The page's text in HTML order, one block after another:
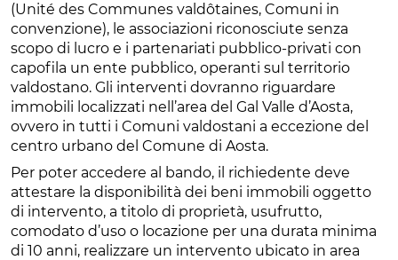
(Unité des Communes valdôtaines, Comuni in
convenzione), le associazioni riconosciute senza
scopo di lucro e i partenariati pubblico-privati con
capofila un ente pubblico, operanti sul territorio
valdostano. Gli interventi dovranno riguardare
immobili localizzati nell’area del Gal Valle d’Aosta,
ovvero in tutti i Comuni valdostani a eccezione del
centro urbano del Comune di Aosta.
Per poter accedere al bando, il richiedente deve
attestare la disponibilità dei beni immobili oggetto
di intervento, a titolo di proprietà, usufrutto,
comodato d’uso o locazione per una durata minima
di 10 anni, realizzare un intervento ubicato in area